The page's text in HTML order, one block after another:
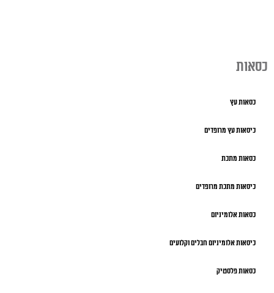
כסאות
כסאות עץ
כיסאות עץ מרופדים
כסאות מתכת
כיסאות מתכת מרופדים
כסאות אלומיניום
כיסאות אלומיניום חבלים וקלועים
כסאות פלסטיק